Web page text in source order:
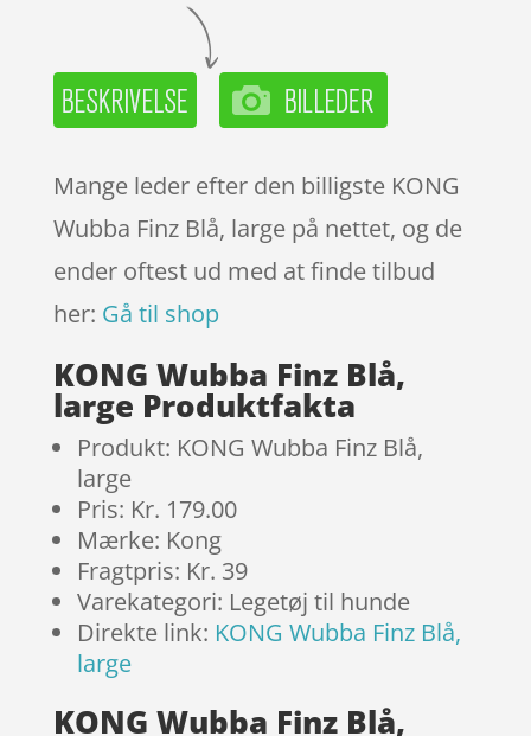
Mange leder efter den billigste KONG
Wubba Finz Blå, large på nettet, og de
ender oftest ud med at finde tilbud
her: Gå til shop
KONG Wubba Finz Blå,
large Produktfakta
Produkt: KONG Wubba Finz Blå,
large
Pris: Kr. 179.00
Mærke: Kong
Fragtpris: Kr. 39
Varekategori: Legetøj til hunde
Direkte link: KONG Wubba Finz Blå,
large
KONG Wubba Finz Blå,